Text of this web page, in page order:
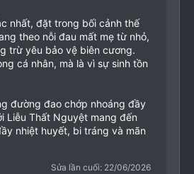
nhất, đặt trong bối cảnh thế
theo nỗi đau mất mẹ từ nhỏ,
trừ yêu bảo vệ biên cương.
cá nhân, mà là vì sự sinh tồn
đường đao chớp nhoáng đầy
Liễu Thất Nguyệt mang đến
nhiệt huyết, bi tráng và mãn
Sửa lần cuối: 22/06/2026